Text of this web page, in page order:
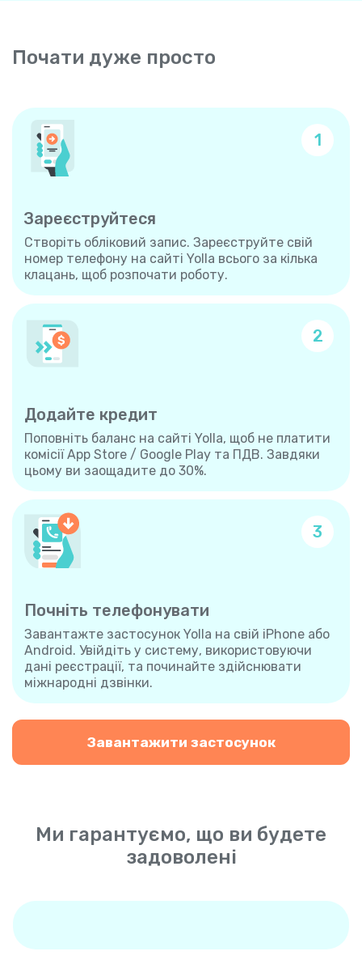
Почати дуже просто
1
Зареєструйтеся
Створіть обліковий запис. Зареєструйте свій
номер телефону на сайті Yolla всього за кілька
клацань, щоб розпочати роботу.
2
Додайте кредит
Поповніть баланс на сайті Yolla, щоб не платити
комісії App Store / Google Play та ПДВ. Завдяки
цьому ви заощадите до 30%.
3
Почніть телефонувати
Завантажте застосунок Yolla на свій iPhone або
Android. Увійдіть у систему, використовуючи
дані реєстрації, та починайте здійснювати
міжнародні дзвінки.
Завантажити застосунок
Ми гарантуємо, що ви будете
задоволені